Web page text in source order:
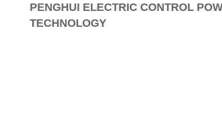
PENGHUI ELECTRIC CONTROL
TECHNOLOGY